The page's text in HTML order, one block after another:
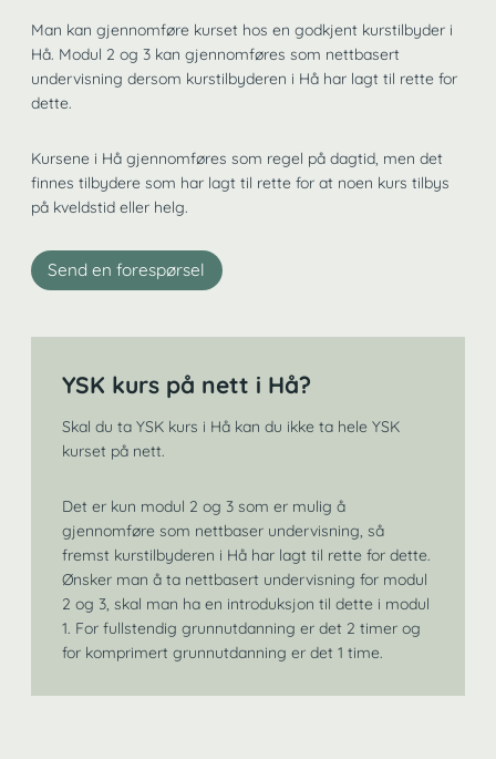
Man kan gjennomføre kurset hos en godkjent kurstilbyder i
Hå. Modul 2 og 3 kan gjennomføres som nettbasert
undervisning dersom kurstilbyderen i Hå har lagt til rette for
dette.
Kursene i Hå gjennomføres som regel på dagtid, men det
finnes tilbydere som har lagt til rette for at noen kurs tilbys
på kveldstid eller helg.
Send en forespørsel
YSK kurs på nett i Hå?
Skal du ta YSK kurs i Hå kan du ikke ta hele YSK
kurset på nett.
Det er kun modul 2 og 3 som er mulig å
gjennomføre som nettbaser undervisning, så
fremst kurstilbyderen i Hå har lagt til rette for dette.
Ønsker man å ta nettbasert undervisning for modul
2 og 3, skal man ha en introduksjon til dette i modul
1. For fullstendig grunnutdanning er det 2 timer og
for komprimert grunnutdanning er det 1 time.